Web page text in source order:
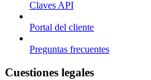
Claves API
Portal del cliente
Preguntas frecuentes
Cuestiones legales